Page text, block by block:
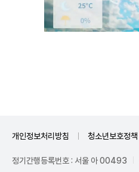
개인정보처리방침 청소년보호정책
정기간행등록번호 : 서울 아 00493